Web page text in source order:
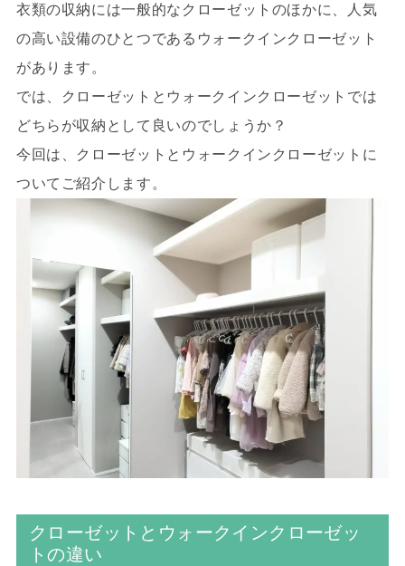
衣類の収納には一般的なクローゼットのほかに、人気
の高い設備のひとつであるウォークインクローゼット
があります。
では、クローゼットとウォークインクローゼットでは
どちらが収納として良いのでしょうか？
今回は、クローゼットとウォークインクローゼットに
ついてご紹介します。
クローゼットとウォークインクローゼッ
トの違い